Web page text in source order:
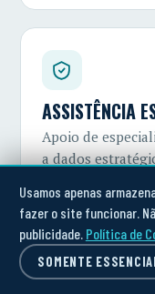
ASSISTÊNCIA
Apoio de
a dados
Usamos apenas
fazer o site funcionar.
publicidade. Política de
SOMENTE